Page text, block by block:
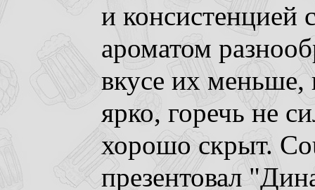
и консистенцией
ароматом
вкусе их меньше,
ярко, горечь не
хорошо скрыт.
презентовал